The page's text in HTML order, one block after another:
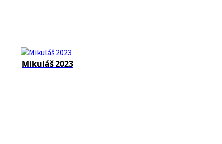
Mikuláš 2023